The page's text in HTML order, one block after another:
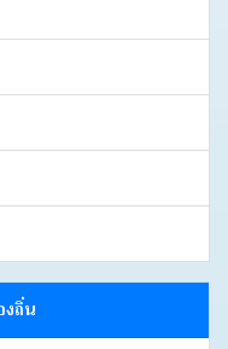
ถิ่น